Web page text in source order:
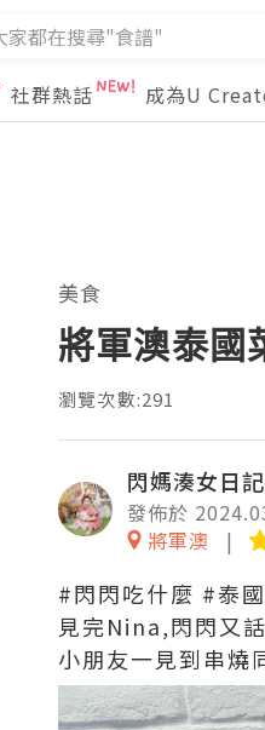
社群熱話 成為U
美食
將軍澳泰國
瀏覽次數:291
閃媽湊女日記
發佈於
將軍澳
#閃閃吃什麼 #泰
見完Nina,閃閃又
小朋友一見到串燒